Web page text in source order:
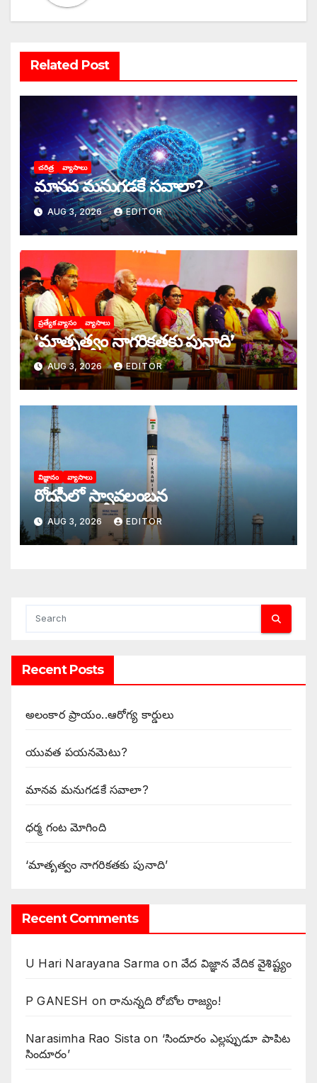
Related Post
చరిత్ర వ్యాసాలు
మానవ మనుగడకే సవాలా?
AUG 3, 2026 EDITOR
ప్రత్యేక వ్యాసం వ్యాసాలు
‘మాతృత్వం నాగరికతకు పునాది’
AUG 3, 2026 EDITOR
విజ్ఞానం వ్యాసాలు
రోదసీలో స్వావలంబన
AUG 3, 2026 EDITOR
Recent Posts
అలంకార ప్రాయం..ఆరోగ్య కార్డులు
యువత పయనమెటు?
మానవ మనుగడకే సవాలా?
ధర్మ గంట మోగింది
‘మాతృత్వం నాగరికతకు పునాది’
Recent Comments
U Hari Narayana Sarma onవేద విజ్ఞాన వేదిక వైశిష్ట్యం
P GANESH on‌రానున్నది రోబోల రాజ్యం!
Narasimha Rao Sistaon ‘సిందూరం ఎల్లప్పుడూ పాపిట
సిందూరం’